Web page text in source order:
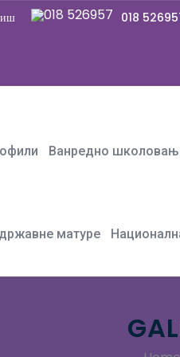
018
Ванредно
матуре